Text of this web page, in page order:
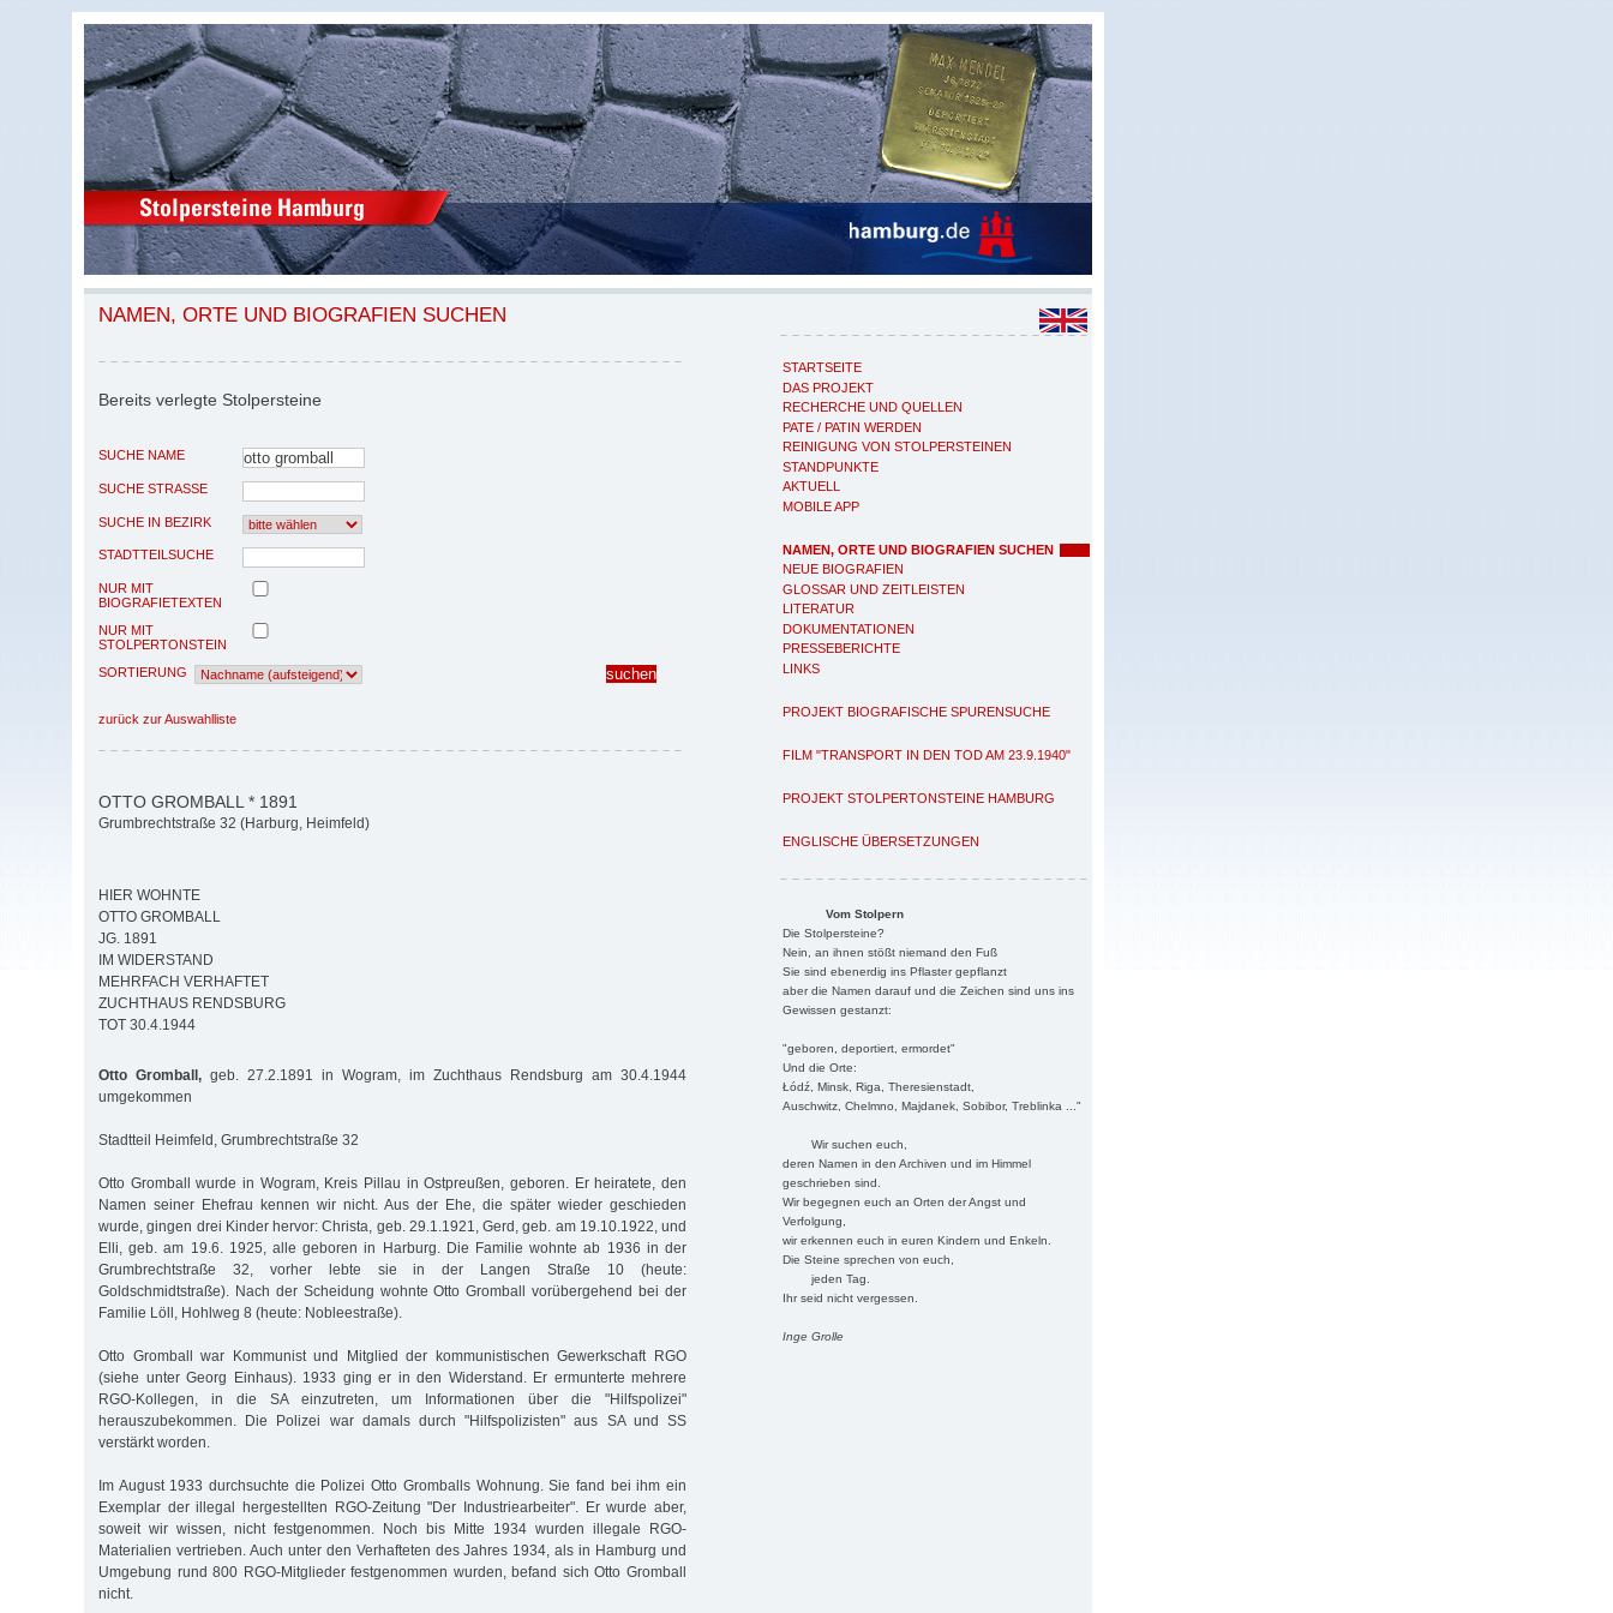
STARTSEITE
DAS PROJEKT
RECHERCHE UND QUELLEN
PATE / PATIN WERDEN
REINIGUNG VON STOLPERSTEINEN
STANDPUNKTE
AKTUELL
MOBILE APP
NAMEN, ORTE UND BIOGRAFIEN SUCHEN
NEUE BIOGRAFIEN
GLOSSAR UND ZEITLEISTEN
LITERATUR
DOKUMENTATIONEN
PRESSEBERICHTE
LINKS
PROJEKT BIOGRAFISCHE SPURENSUCHE
FILM "TRANSPORT IN DEN TOD AM 23.9.1940"
PROJEKT STOLPERTONSTEINE HAMBURG
ENGLISCHE ÜBERSETZUNGEN
Vom Stolpern
Die Stolpersteine?
Nein, an ihnen stößt niemand den Fuß
Sie sind ebenerdig ins Pflaster gepflanzt
aber die Namen darauf und die Zeichen sind uns ins
Gewissen gestanzt:
"geboren, deportiert, ermordet"
Und die Orte:
Łódź, Minsk, Riga, Theresienstadt,
Auschwitz, Chelmno, Majdanek, Sobibor, Treblinka ..."
Wir suchen euch,
deren Namen in den Archiven und im Himmel
geschrieben sind.
Wir begegnen euch an Orten der Angst und
Verfolgung,
wir erkennen euch in euren Kindern und Enkeln.
Die Steine sprechen von euch,
jeden Tag.
Ihr seid nicht vergessen.
Inge Grolle
NAMEN, ORTE UND BIOGRAFIEN SUCHEN
Bereits verlegte Stolpersteine
SUCHE NAME
SUCHE STRASSE
SUCHE IN BEZIRK
STADTTEILSUCHE
NUR MIT
BIOGRAFIETEXTEN
NUR MIT
STOLPERTONSTEIN
SORTIERUNG
zurück zur Auswahlliste
OTTO GROMBALL * 1891
Grumbrechtstraße 32 (Harburg, Heimfeld)
HIER WOHNTE
OTTO GROMBALL
JG. 1891
IM WIDERSTAND
MEHRFACH VERHAFTET
ZUCHTHAUS RENDSBURG
TOT 30.4.1944
Otto Gromball, geb. 27.2.1891 in Wogram, im Zuchthaus Rendsburg am 30.4.1944
umgekommen
Stadtteil Heimfeld, Grumbrechtstraße 32
Otto Gromball wurde in Wogram, Kreis Pillau in Ostpreußen, geboren. Er heiratete, den
Namen seiner Ehefrau kennen wir nicht. Aus der Ehe, die später wieder geschieden
wurde, gingen drei Kinder hervor: Christa, geb. 29.1.1921, Gerd, geb. am 19.10.1922, und
Elli, geb. am 19.6. 1925, alle geboren in Harburg. Die Familie wohnte ab 1936 in der
Grumbrechtstraße 32, vorher lebte sie in der Langen Straße 10 (heute:
Goldschmidtstraße). Nach der Scheidung wohnte Otto Gromball vorübergehend bei der
Familie Löll, Hohlweg 8 (heute: Nobleestraße).
Otto Gromball war Kommunist und Mitglied der kommunistischen Gewerkschaft RGO
(siehe unter Georg Einhaus). 1933 ging er in den Widerstand. Er ermunterte mehrere
RGO-Kollegen, in die SA einzutreten, um Informationen über die "Hilfspolizei"
herauszubekommen. Die Polizei war damals durch "Hilfspolizisten" aus SA und SS
verstärkt worden.
Im August 1933 durchsuchte die Polizei Otto Gromballs Wohnung. Sie fand bei ihm ein
Exemplar der illegal hergestellten RGO-Zeitung "Der Industriearbeiter". Er wurde aber,
soweit wir wissen, nicht festgenommen. Noch bis Mitte 1934 wurden illegale RGO-
Materialien vertrieben. Auch unter den Verhafteten des Jahres 1934, als in Hamburg und
Umgebung rund 800 RGO-Mitglieder festgenommen wurden, befand sich Otto Gromball
nicht.